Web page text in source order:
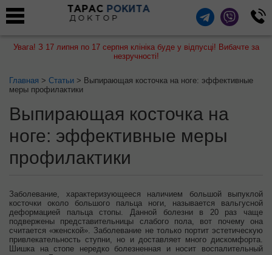
ТАРАС РОКИТА
ДОКТОР
Увага! З 17 липня по 17 серпня клініка буде у відпусці! Вибачте за
незручності!
Главная > Статьи > Выпирающая косточка на ноге: эффективные
меры профилактики
Выпирающая косточка на
ноге: эффективные меры
профилактики
Заболевание, характеризующееся наличием большой выпуклой
косточки около большого пальца ноги, называется вальгусной
деформацией пальца стопы. Данной болезни в 20 раз чаще
подвержены представительницы слабого пола, вот почему она
считается «женской». Заболевание не только портит эстетическую
привлекательность ступни, но и доставляет много дискомфорта.
Шишка на стопе нередко болезненная и носит воспалительный